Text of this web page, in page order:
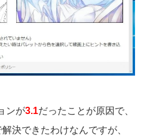
ンが3.1だったことが原因で、
決できたわけなんですが、